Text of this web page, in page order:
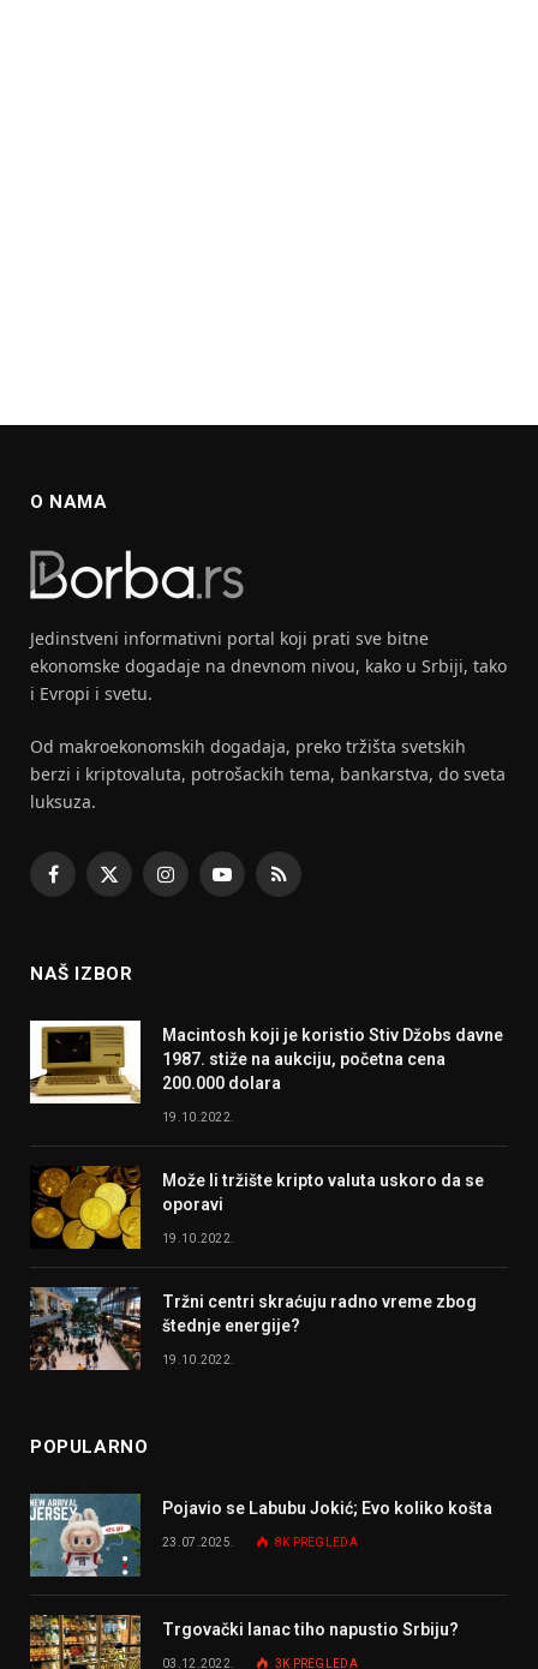
O NAMA
Jedinstveni informativni portal koji prati sve bitne
ekonomske dogadaje na dnevnom nivou, kako u Srbiji, tako
i Evropi i svetu.
Od makroekonomskih dogadaja, preko tržišta svetskih
berzi i kriptovaluta, potrošackih tema, bankarstva, do sveta
luksuza.
Facebook
X
InstagramYouTubeRSS
NAŠ IZBOR
Macintosh koji je koristio Stiv Džobs davne
1987. stiže na aukciju, početna cena
200.000 dolara
19.10.2022.
Može li tržište kripto valuta uskoro da se
oporavi
19.10.2022.
Tržni centri skraćuju radno vreme zbog
štednje energije?
19.10.2022.
POPULARNO
Pojavio se Labubu Jokić; Evo koliko košta
23.07.2025. 8K PREGLEDA
Trgovački lanac tiho napustio Srbiju?
03.12.2022. 3K PREGLEDA